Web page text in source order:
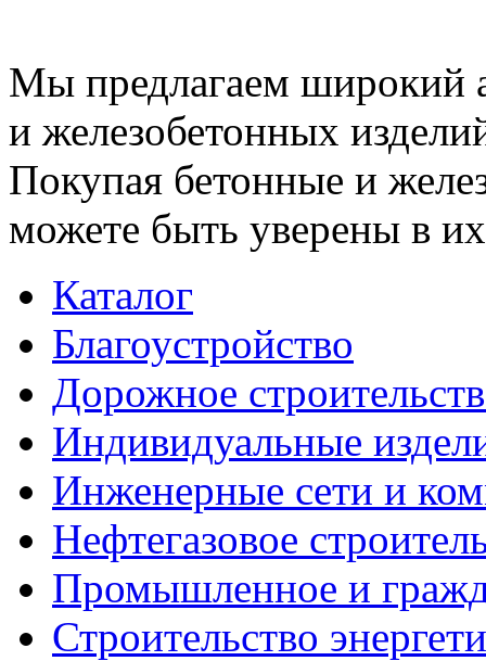
Мы предлагаем широкий
и железобетонных
Покупая бетонные и
можете быть уверены в их
Каталог
Благоустройство
Дорожное
Индивидуальные
Инженерные сети и
Нефтегазовое
Промышленное и
Строительство